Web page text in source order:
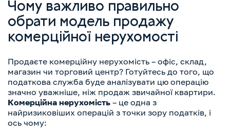
Чому важливо правильно
обрати модель продажу
комерційної нерухомості
Продаєте комерційну нерухомість – офіс, склад,
магазин чи торговий центр? Готуйтесь до того, що
податкова служба буде аналізувати цю операцію
значно уважніше, ніж продаж звичайної квартири.
Комерційна нерухомість – це одна з
найризиковіших операцій з точки зору податків, і
ось чому: